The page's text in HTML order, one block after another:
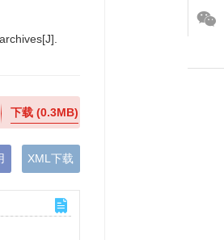
下载(0.3MB)
XML下载